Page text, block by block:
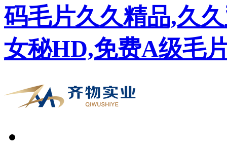
码毛片久久精品,久
女秘HD,免费A级毛